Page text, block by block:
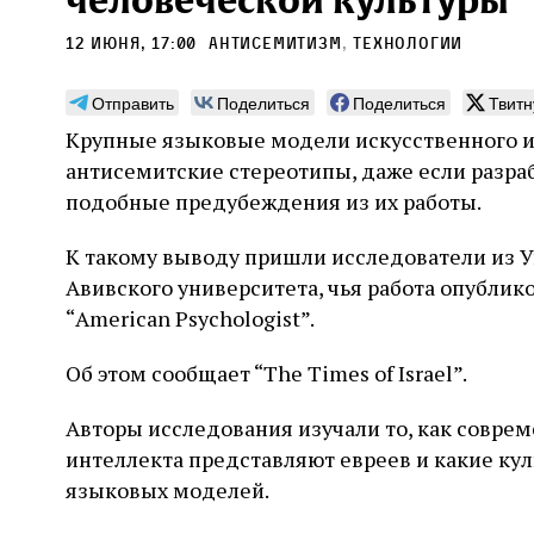
12 июня, 17:00 антисемитизм,Технологии
Отправить Поделиться Поделиться
Крупные языковые модели искусственного
антисемитские стереотипы, даже если
подобные предубеждения из их работы.
К такому выводу пришли исследователи из
Авивского университета, чья работа
“American Psychologist”.
Об этом сообщает “The Times of Israel”.
Авторы исследования изучали то, как
интеллекта представляют евреев и какие
языковых моделей.
Погромы 1929 года:
неделя, изменившая
судьбу еврейского ишува
Примерно за полторы недели до начала
погромов Ребе совершал поездку по святым
местам Эрец‑Исраэль. Он посетил, в
частности, Пещеру праотцев и Западную
необычайное напряжение и сознательно
количество хасидов и жителей города и тем
самым не усиливать напряжённость
5 августа Проверено временем Александр
и